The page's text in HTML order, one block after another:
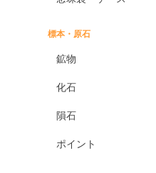
標本・原石
鉱物
化石
隕石
ポイント